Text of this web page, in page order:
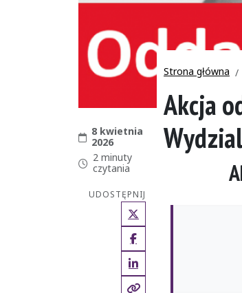
Data publikacji:
8 kwietnia
2026
Czas czytania:
2 minuty
czytania
UDOSTĘPNIJ
X (Twitter)
Facebook
LinkedIn
Kopiuj pełny link
Strona główna
Akcja